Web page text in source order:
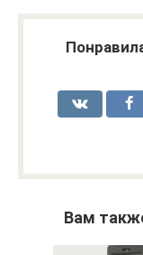
Вам